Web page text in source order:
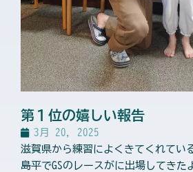
第１位の嬉しい報告
3月 20, 2025
滋賀県から練習によくきてくれて
島平でGSのレースがに出場してき